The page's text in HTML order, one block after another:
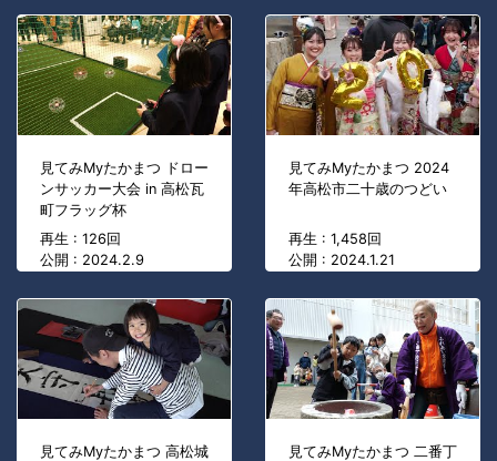
見てみMyたかまつ ドロー
ンサッカー大会 in 高松瓦
町フラッグ杯
再生 : 126回
公開 : 2024.2.9
見てみMyたかまつ 2024
年高松市二十歳のつどい
再生 : 1,458回
公開 : 2024.1.21
見てみMyたかまつ 高松城
見てみMyたかまつ 二番丁